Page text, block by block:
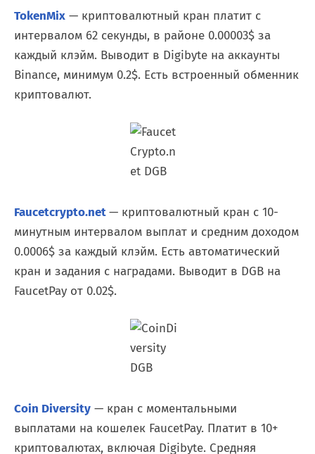
TokenMix — криптовалютный кран платит с
интервалом 62 секунды, в районе 0.00003$ за
каждый клэйм. Выводит в Digibyte на аккаунты
Binance, минимум 0.2$. Есть встроенный обменник
криптовалют.
Faucetcrypto.net— криптовалютный кран с 10-
минутным интервалом выплат и средним доходом
0.0006$ за каждый клэйм. Есть автоматический
кран и задания с наградами. Выводит в DGB на
FaucetPay от 0.02$.
Coin Diversity — кран с моментальными
выплатами на кошелек FaucetPay. Платит в 10+
криптовалютах, включая Digibyte. Средняя